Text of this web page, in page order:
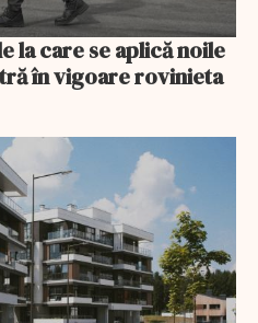
la care se aplică noile
în vigoare rovinieta